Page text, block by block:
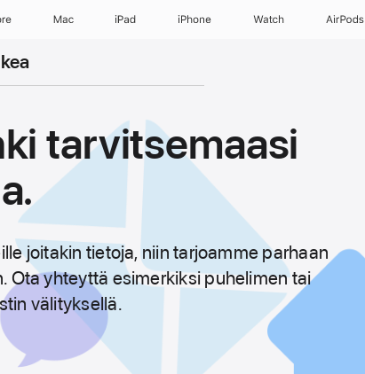
Mac iPad iPhone Watch AirPods
tarvitsemaasi
joitakin tietoja, niin tarjoamme parhaan
Ota yhteyttä esimerkiksi puhelimen tai
välityksellä.